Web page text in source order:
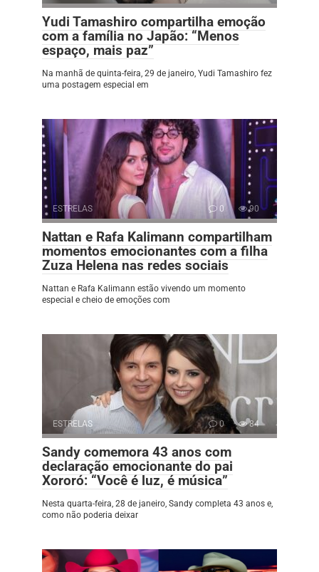
Yudi Tamashiro compartilha emoção
com a família no Japão: “Menos
espaço, mais paz”
Na manhã de quinta-feira, 29 de janeiro, Yudi Tamashiro fez
uma postagem especial em
ESTRELAS 0 90
Nattan e Rafa Kalimann compartilham
momentos emocionantes com a filha
Zuza Helena nas redes sociais
Nattan e Rafa Kalimann estão vivendo um momento
especial e cheio de emoções com
ESTRELAS 0 84
Sandy comemora 43 anos com
declaração emocionante do pai
Xororó: “Você é luz, é música”
Nesta quarta-feira, 28 de janeiro, Sandy completa 43 anos e,
como não poderia deixar